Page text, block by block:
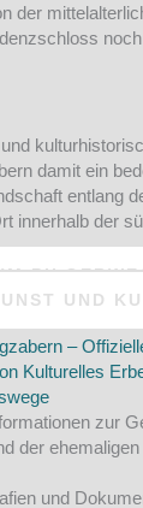
der
damit ein
entlang
innerhalb der
UND
–
Kulturelles
zur
der
und